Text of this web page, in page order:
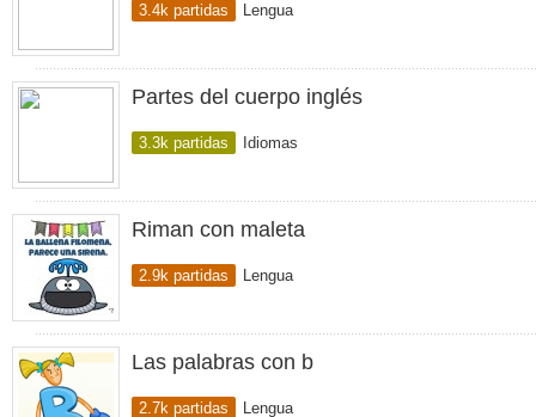
3.4k partidas Lengua
Partes del cuerpo inglés
3.3k partidas Idiomas
Riman con maleta
2.9k partidas Lengua
Las palabras con b
2.7k partidas Lengua